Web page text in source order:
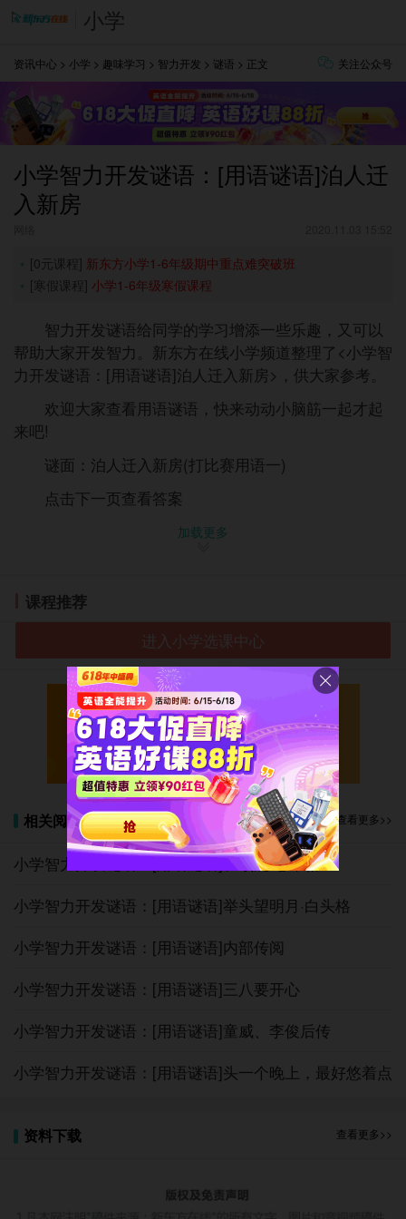
小学
资讯中心 > 小学 > 趣味学习 > 智力开发 > 谜语 > 正文 关注公众号
小学智力开发谜语：[用语谜语]泊人迁
入新房
[0元课程] 新东方小学1-6年级期中重点难突破班
[寒假课程] 小学1-6年级寒假课程
智力开发谜语给同学的学习增添一些乐趣，又可以
帮助大家开发智力。新东方在线小学频道整理了<小学智
力开发谜语：[用语谜语]泊人迁入新房>，供大家参考。
欢迎大家查看用语谜语，快来动动小脑筋一起才起
来吧!
谜面：泊人迁入新房(打比赛用语一)
点击下一页查看答案
加载更多
课程推荐
进入小学选课中心
微信扫码免费领取
小学1-6年级期中复习资料
相关阅读 查看更多>>
小学智力开发谜语：[用语谜语]长颈鹿·卷帘格
小学智力开发谜语：[用语谜语]举头望明月·白头格
小学智力开发谜语：[用语谜语]内部传阅
小学智力开发谜语：[用语谜语]三八要开心
小学智力开发谜语：[用语谜语]童威、李俊后传
小学智力开发谜语：[用语谜语]头一个晚上，最好悠着点
资料下载 查看更多>>